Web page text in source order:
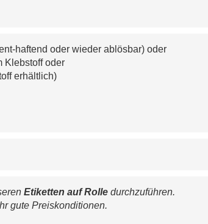
haftend oder wieder ablösbar) oder
Klebstoff oder
erhältlich)
Etiketten auf Rolle durchzuführen.
gute Preiskonditionen.